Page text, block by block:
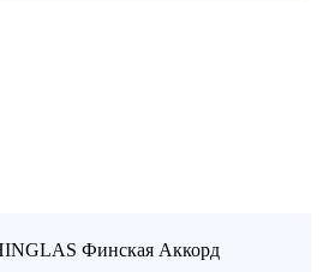
Финская Аккорд